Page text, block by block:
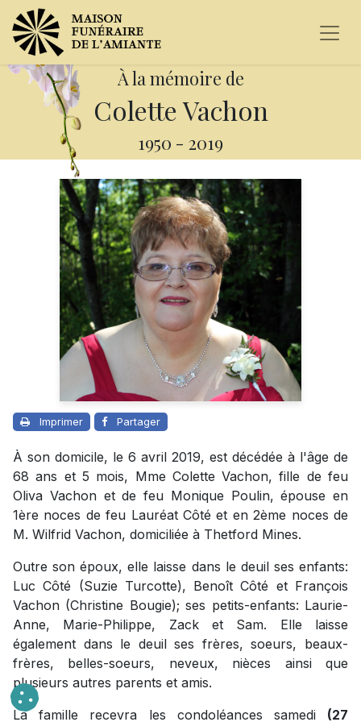
À la mémoire de
Colette Vachon
1950 - 2019
Imprimer Partager
À son domicile, le 6 avril 2019, est décédée à l'âge de
68 ans et 5 mois, Mme Colette Vachon, fille de feu
Oliva Vachon et de feu Monique Poulin, épouse en
1ère noces de feu Lauréat Côté et en 2ème noces de
M. Wilfrid Vachon, domiciliée à Thetford Mines.
Outre son époux, elle laisse dans le deuil ses enfants:
Luc Côté (Suzie Turcotte), Benoît Côté et François
Vachon (Christine Bougie); ses petits-enfants: Laurie-
Anne, Marie-Philippe, Zack et Sam. Elle laisse
également dans le deuil ses frères, soeurs, beaux-
frères, belles-soeurs, neveux, nièces ainsi que
plusieurs autres parents et amis.
La famille recevra les condoléances samedi (27